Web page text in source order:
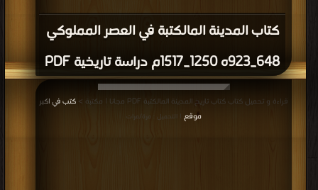
كتاب المدينة المالكتبة في العصر المملوكي
648_923ه 1250_1517م دراسة تاريخية PDF
قراءة و تحميل كتاب كتاب تاريخ المدينة المالكتبة PDF مجانا | مكتبة >
كتب في اكبر
موقع
| التحميل : مرة/مرات